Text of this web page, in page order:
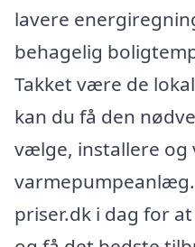
lavere
behagelig
Takket være de
kan du få den
vælge, installere og
priser.dk i dag for